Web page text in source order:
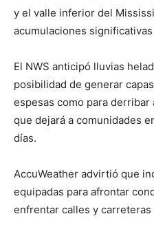
y el valle inferior del
acumulaciones
El NWS anticipó lluvias
posibilidad de generar
espesas como para
que dejará a comunidades
días.
AccuWeather advirtió que
equipadas para afrontar
enfrentar calles y